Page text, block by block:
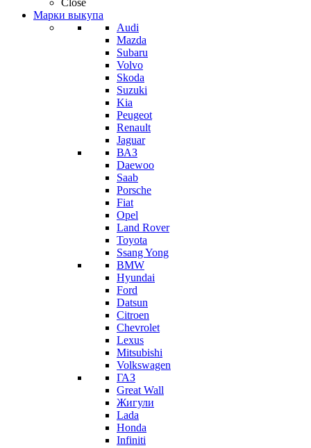
Close
Марки выкупа
Audi
Mazda
Subaru
Volvo
Skoda
Suzuki
Kia
Peugeot
Renault
Jaguar
ВАЗ
Daewoo
Saab
Porsche
Fiat
Opel
Land Rover
Toyota
Ssang Yong
BMW
Hyundai
Ford
Datsun
Citroen
Chevrolet
Lexus
Mitsubishi
Volkswagen
ГАЗ
Great Wall
Жигули
Lada
Honda
Infiniti